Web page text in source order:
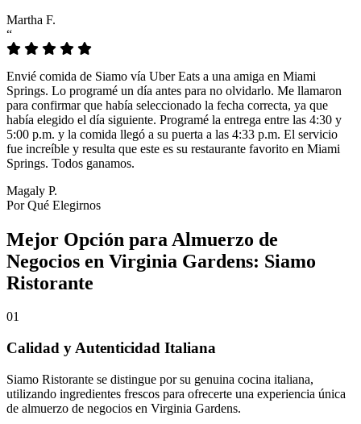
Martha F.
“
Envié comida de Siamo vía Uber Eats a una amiga en Miami
Springs. Lo programé un día antes para no olvidarlo. Me llamaron
para confirmar que había seleccionado la fecha correcta, ya que
había elegido el día siguiente. Programé la entrega entre las 4:30 y
5:00 p.m. y la comida llegó a su puerta a las 4:33 p.m. El servicio
fue increíble y resulta que este es su restaurante favorito en Miami
Springs. Todos ganamos.
Magaly P.
Por Qué Elegirnos
Mejor Opción para Almuerzo de
Negocios en Virginia Gardens: Siamo
Ristorante
01
Calidad y Autenticidad Italiana
Siamo Ristorante se distingue por su genuina cocina italiana,
utilizando ingredientes frescos para ofrecerte una experiencia única
de almuerzo de negocios en Virginia Gardens.